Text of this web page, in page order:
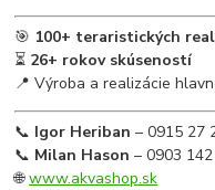
🎯 100+ teraristických
⏳ 26+ rokov skúseností
📍 Výroba a realizácie
📞 Igor Heriban – 0915 27
📞 Milan Hason – 0903
🌐www.akvashop.sk